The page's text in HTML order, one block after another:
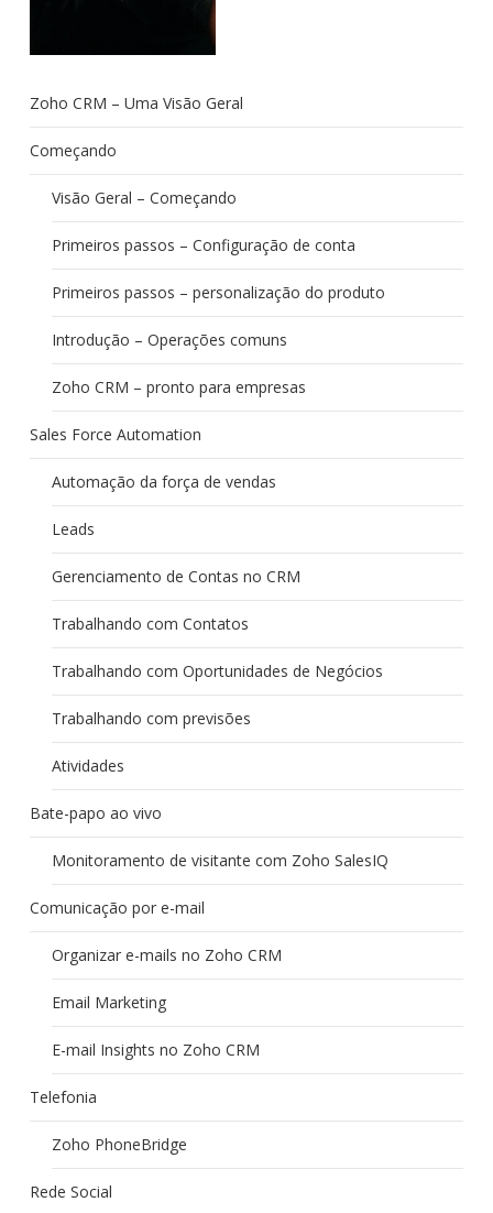
Zoho CRM – Uma Visão Geral
Começando
Visão Geral – Começando
Primeiros passos – Configuração de conta
Primeiros passos – personalização do produto
Introdução – Operações comuns
Zoho CRM – pronto para empresas
Sales Force Automation
Automação da força de vendas
Leads
Gerenciamento de Contas no CRM
Trabalhando com Contatos
Trabalhando com Oportunidades de Negócios
Trabalhando com previsões
Atividades
Bate-papo ao vivo
Monitoramento de visitante com Zoho SalesIQ
Comunicação por e-mail
Organizar e-mails no Zoho CRM
Email Marketing
E-mail Insights no Zoho CRM
Telefonia
Zoho PhoneBridge
Rede Social